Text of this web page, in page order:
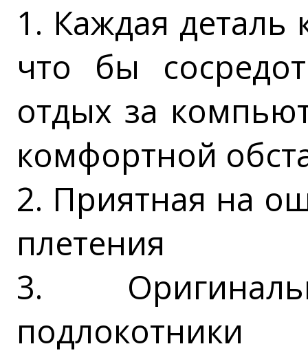
1. Каждая деталь
что бы
отдых за
комфортной
2. Приятная на
плетения
3.